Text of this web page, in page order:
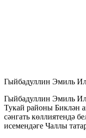
Гыйбадуллин Эмиль
Гыйбадуллин Эмиль
Тукай районы Биклән
сәнгать көллиятендә
исемендәге Чаллы